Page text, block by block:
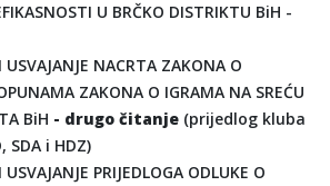
U BRČKO DISTRIKTU BiH -
NACRTA ZAKONA O
ZAKONA O IGRAMA NA SREĆU
BiH - drugo čitanje (prijedlog kluba
SDA i HDZ)
PRIJEDLOGA ODLUKE O